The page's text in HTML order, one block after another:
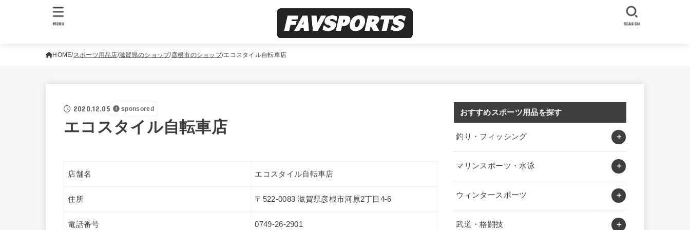
SEARCH
MENU
HOME スポーツ用品店 滋賀県のショップ 彦根市のショップ エコスタイル自転車店
2020.12.05 sponsored
エコスタイル自転車店
店舗名 エコスタイル自転車店
住所 〒522-0083 滋賀県彦根市河原2丁目4-6
電話番号 0749-26-2901
おすすめスポーツ用品を探す
釣り・フィッシング
マリンスポーツ・水泳
ウィンタースポーツ
武道・格闘技